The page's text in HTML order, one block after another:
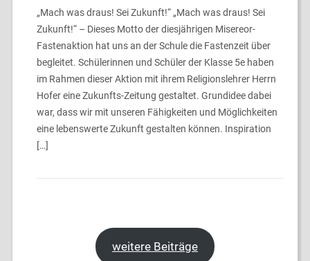
„Mach was draus! Sei Zukunft!“ „Mach was draus! Sei
Zukunft!“ – Dieses Motto der diesjährigen Misereor-
Fastenaktion hat uns an der Schule die Fastenzeit über
begleitet. Schülerinnen und Schüler der Klasse 5e haben
im Rahmen dieser Aktion mit ihrem Religionslehrer Herrn
Hofer eine Zukunfts-Zeitung gestaltet. Grundidee dabei
war, dass wir mit unseren Fähigkeiten und Möglichkeiten
eine lebenswerte Zukunft gestalten können. Inspiration
[…]
weitere Beiträge